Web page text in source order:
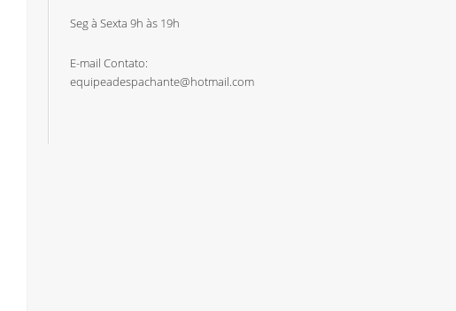
Seg à Sexta 9h às 19h
E-mail Contato:
equipeadespachante@hotmail.com